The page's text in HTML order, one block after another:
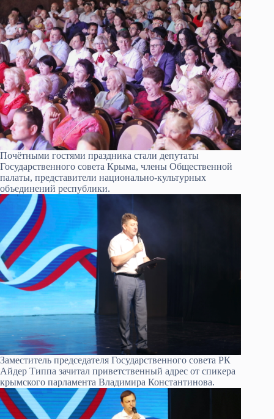
Почётными гостями праздника стали депутаты
Государственного совета Крыма, члены Общественной
палаты, представители национально-культурных
объединений республики.
Заместитель председателя Государственного совета РК
Айдер Типпа зачитал приветственный адрес от спикера
крымского парламента Владимира Константинова.